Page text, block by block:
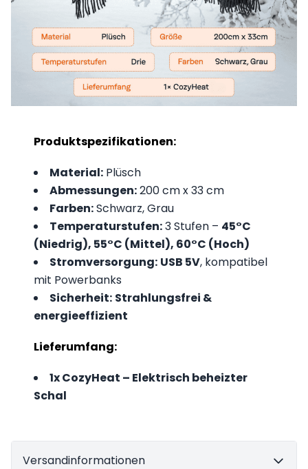
Produktspezifikationen:
Material: Plüsch
Abmessungen:200 cm x 33 cm
Farben:Schwarz, Grau
Temperaturstufen:3 Stufen – 45°C
(Niedrig), 55°C (Mittel), 60°C (Hoch)
Stromversorgung: USB 5V, kompatibel
mit Powerbanks
Sicherheit: Strahlungsfrei &
energieeffizient
Lieferumfang:
1x CozyHeat – Elektrisch beheizter
Schal
Versandinformationen